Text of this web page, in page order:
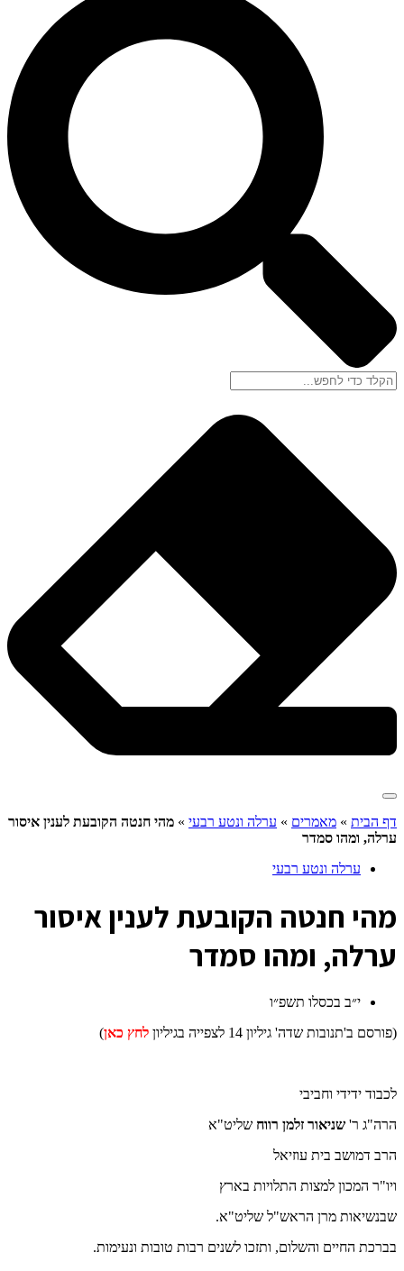
דף הבית » מאמרים » ערלה ונטע רבעי » מהי חנטה הקובעת לענין איסור
ערלה, ומהו סמדר
ערלה ונטע רבעי
מהי חנטה הקובעת לענין איסור
ערלה, ומהו סמדר
י״ב בכסלו תשפ״ו
(פורסם ב'תנובות שדה' גיליון 14 לצפייה בגיליון
לחץ כאן)
לכבוד ידידי וחביבי
הרה"ג ר' שניאור זלמן רווח שליט"א
הרב דמושב בית עוזיאל
ויו"ר המכון למצות התלויות בארץ
שבנשיאות מרן הראש"ל שליט"א.
בברכת החיים והשלום, ותזכו לשנים רבות טובות ונעימות.